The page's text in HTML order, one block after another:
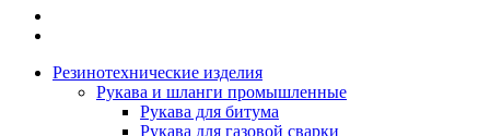
Резинотехнические изделия
Рукава и шланги промышленные
Рукава для битума
Рукава для газовой сварки